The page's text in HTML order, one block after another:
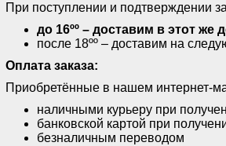
При поступлении и подтверждении
до 16ºº – доставим в этот же
после 18ºº – доставим на
Оплата заказа:
Приобретённые в нашем интернет-
наличными курьеру при
банковской картой при
безналичным переводом